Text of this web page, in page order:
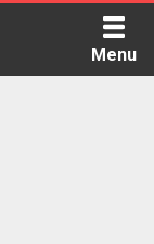
Menu